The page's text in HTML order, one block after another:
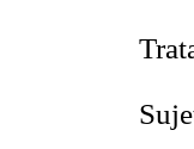

